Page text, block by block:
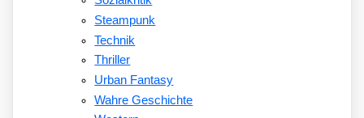
Steampunk
Technik
Thriller
Urban Fantasy
Wahre Geschichte